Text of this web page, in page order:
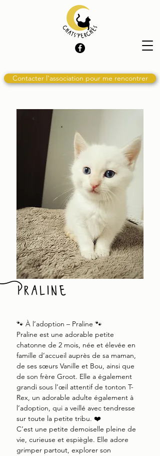
Contacter l'association pour me rencontrer
Praline
🐾 À l’adoption – Praline 🐾
Praline est une adorable petite
chatonne de 2 mois, née et élevée en
famille d’accueil auprès de sa maman,
de ses sœurs Vanille et Bou, ainsi que
de son frère Groot. Elle a également
grandi sous l’œil attentif de tonton T-
Rex, un adorable adulte également à
l’adoption, qui a veillé avec tendresse
sur toute la petite tribu. ❤️
C’est une petite demoiselle pleine de
vie, curieuse et espiègle. Elle adore
grimper partout, explorer son